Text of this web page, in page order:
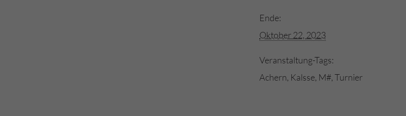
Ende:
Oktober 22, 2023
Veranstaltung-Tags:
Achern, Kalsse, M#,Turnier